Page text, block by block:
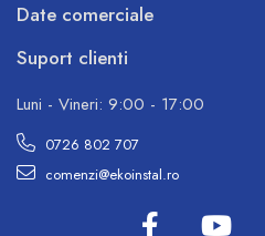
Date comerciale
Suport clienti
Luni - Vineri: 9:00 - 17:00
0726 802 707
comenzi@ekoinstal.ro